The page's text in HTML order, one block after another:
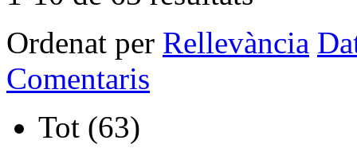
Ordenat per Rellevància
Comentaris
Tot (63)